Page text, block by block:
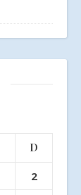
D
2